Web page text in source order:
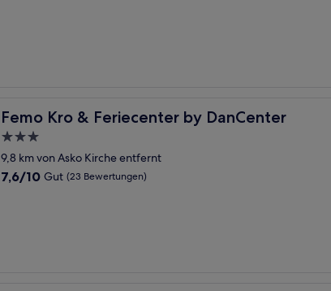
Femo Kro & Feriecenter by DanCenter
Femo Kro & Feriecenter by DanCenter
3.0-
Sterne-
Unterkunft
9,8 km von Asko Kirche entfernt
7.6
7,6/10 Gut (23 Bewertungen)